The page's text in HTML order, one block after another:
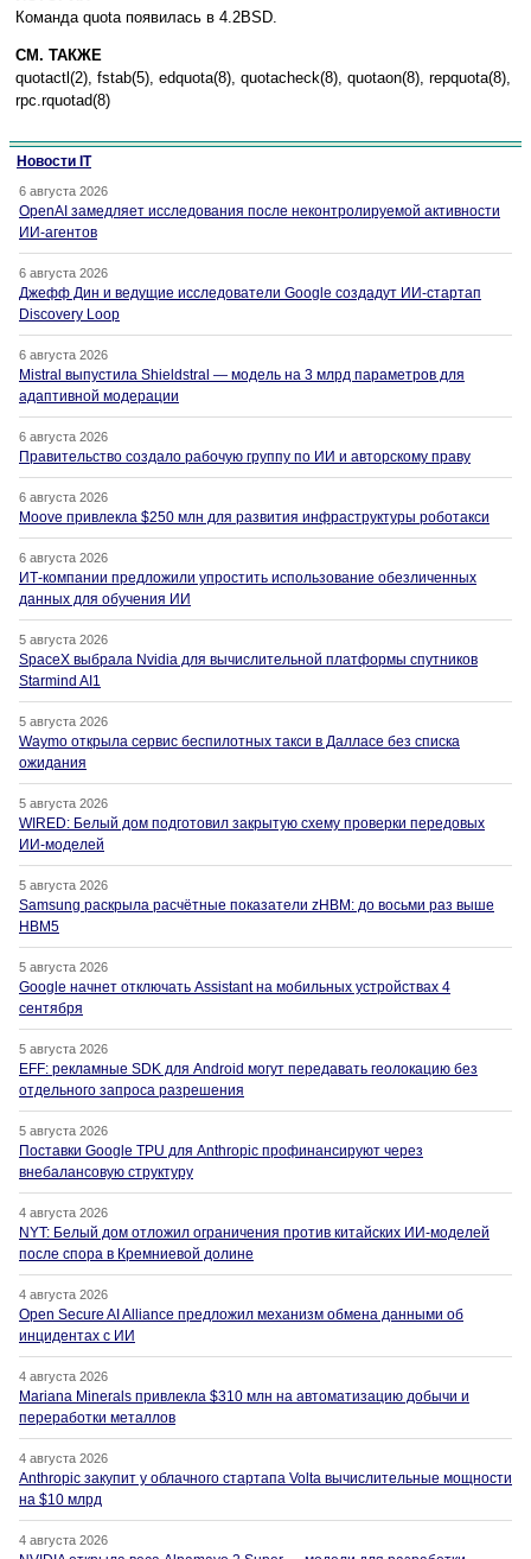
Команда quota появилась в 4.2BSD.
СМ. ТАКЖЕ
quotactl(2), fstab(5), edquota(8), quotacheck(8), quotaon(8), repquota(8),
rpc.rquotad(8)
Новости IT
6 августа 2026
OpenAI замедляет исследования после неконтролируемой активности
ИИ-агентов
6 августа 2026
Джефф Дин и ведущие исследователи Google создадут ИИ-стартап
Discovery Loop
6 августа 2026
Mistral выпустила Shieldstral — модель на 3 млрд параметров для
адаптивной модерации
6 августа 2026
Правительство создало рабочую группу по ИИ и авторскому праву
6 августа 2026
Moove привлекла $250 млн для развития инфраструктуры роботакси
6 августа 2026
ИТ-компании предложили упростить использование обезличенных
данных для обучения ИИ
5 августа 2026
SpaceX выбрала Nvidia для вычислительной платформы спутников
Starmind AI1
5 августа 2026
Waymo открыла сервис беспилотных такси в Далласе без списка
ожидания
5 августа 2026
WIRED: Белый дом подготовил закрытую схему проверки передовых
ИИ-моделей
5 августа 2026
Samsung раскрыла расчётные показатели zHBM: до восьми раз выше
HBM5
5 августа 2026
Google начнет отключать Assistant на мобильных устройствах 4
сентября
5 августа 2026
EFF: рекламные SDK для Android могут передавать геолокацию без
отдельного запроса разрешения
5 августа 2026
Поставки Google TPU для Anthropic профинансируют через
внебалансовую структуру
4 августа 2026
NYT: Белый дом отложил ограничения против китайских ИИ-моделей
после спора в Кремниевой долине
4 августа 2026
Open Secure AI Alliance предложил механизм обмена данными об
инцидентах с ИИ
4 августа 2026
Mariana Minerals привлекла $310 млн на автоматизацию добычи и
переработки металлов
4 августа 2026
Anthropic закупит у облачного стартапа Volta вычислительные мощности
на $10 млрд
4 августа 2026